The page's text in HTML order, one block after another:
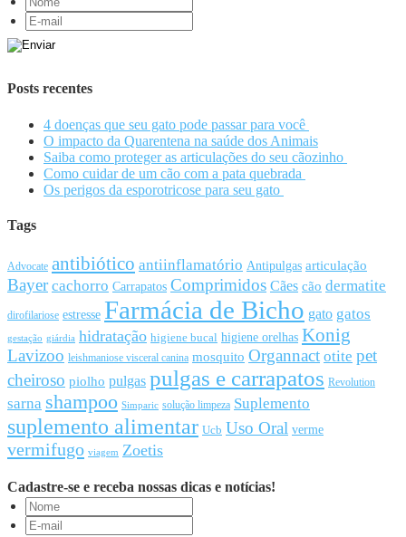
Posts recentes
4 doenças que seu gato pode passar para você
O impacto da Quarentena na saúde dos Animais
Saiba como proteger as articulações do seu cãozinho
Como cuidar de um cão com a pata quebrada
Os perigos da esporotricose para seu gato
Tags
Advocate antibiótico antiinflamatório Antipulgas articulação
Bayer cachorro Carrapatos Comprimidos Cães cão dermatite
dirofilariose estresse Farmácia de Bicho gato gatos
gestação giárdia hidratação higiene bucal higiene orelhas Konig
Lavizoo leishmaniose visceral canina mosquito Organnact otite pet
cheiroso piolho pulgas pulgas e carrapatos Revolution
sarna shampoo Simparic solução limpeza Suplemento
suplemento alimentar Ucb Uso Oral verme
vermifugo viagem Zoetis
Cadastre-se e receba nossas dicas e notícias!